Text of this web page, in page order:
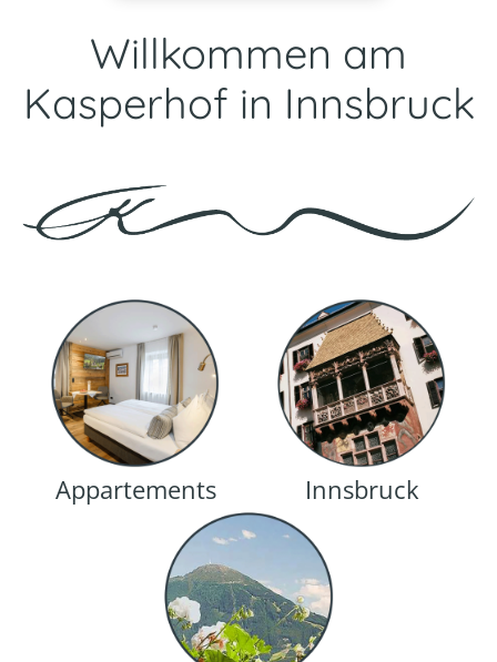
Willkommen am
Kasperhof in Innsbruck
Appartements Innsbruck